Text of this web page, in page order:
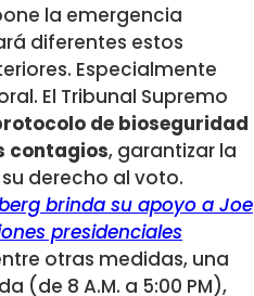
la emergencia
diferentes estos
Especialmente
El Tribunal Supremo
de bioseguridad
contagios, garantizar la
derecho al voto.
brinda su apoyo a Joe
presidenciales
otras medidas, una
(de 8 A.M. a 5:00 PM),